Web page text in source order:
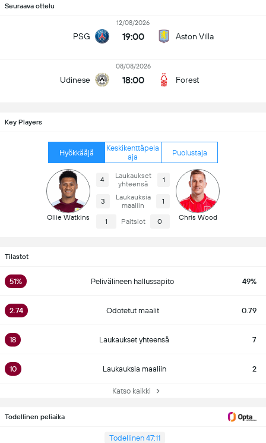
Seuraava ottelu
PSG
12/08/2026
19:00 Aston Villa
Udinese
08/08/2026
18:00 Forest
Key Players
Hyökkääjä
Keskikenttäpela
aja
Puolustaja
Ollie Watkins
4
Laukaukset
yhteensä
1
3
Laukauksia
maaliin
1
1 Paitsiot 0 Chris Wood
Tilastot
51% Pelivälineen hallussapito 49%
2.74 Odotetut maalit 0.79
18 Laukaukset yhteensä 7
10 Laukauksia maaliin 2
Katso kaikki
Todellinen peliaika
Todellinen 47:11